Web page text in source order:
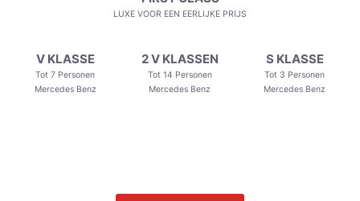
LUXE VOOR EEN EERLIJKE PRIJS
V KLASSE
Tot 7 Personen
Mercedes Benz
2 V KLASSEN
Tot 14 Personen
Mercedes Benz
S KLASSE
Tot 3 Personen
Mercedes Benz